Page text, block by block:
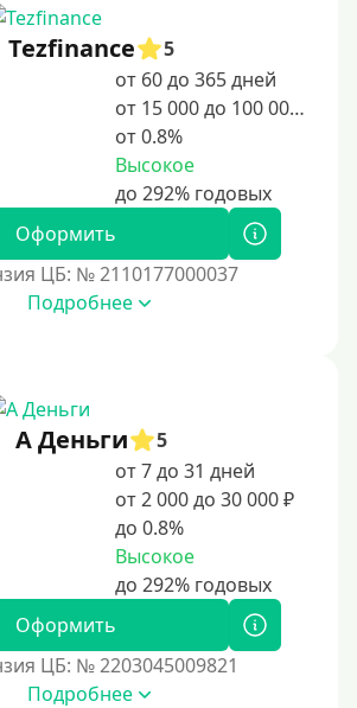
Tezfinance
5
от 60 до 365 дней
от 15 000 до 100 000 ₽
от 0.8%
Высокое
Оформить
ЦБ: № 2110177000037
Подробнее
А Деньги
5
от 7 до 31 дней
от 2 000 до 30 000 ₽
до 0.8%
Высокое
Оформить
ЦБ: № 2203045009821
Подробнее